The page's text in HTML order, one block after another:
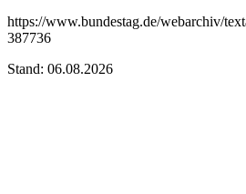
https://www.bundestag.de/webarchiv/
387736
Stand: 06.08.2026